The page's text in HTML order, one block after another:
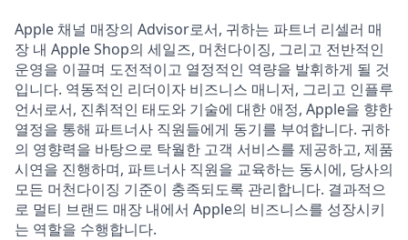
Apple 채널 매장의 Advisor로서, 귀하는 파트너 리셀러 매
장 내 Apple Shop의 세일즈, 머천다이징, 그리고 전반적인
운영을 이끌며 도전적이고 열정적인 역량을 발휘하게 될 것
입니다. 역동적인 리더이자 비즈니스 매니저, 그리고 인플루
언서로서, 진취적인 태도와 기술에 대한 애정, Apple을 향한
열정을 통해 파트너사 직원들에게 동기를 부여합니다. 귀하
의 영향력을 바탕으로 탁월한 고객 서비스를 제공하고, 제품
시연을 진행하며, 파트너사 직원을 교육하는 동시에, 당사의
모든 머천다이징 기준이 충족되도록 관리합니다. 결과적으
로 멀티 브랜드 매장 내에서 Apple의 비즈니스를 성장시키
는 역할을 수행합니다.